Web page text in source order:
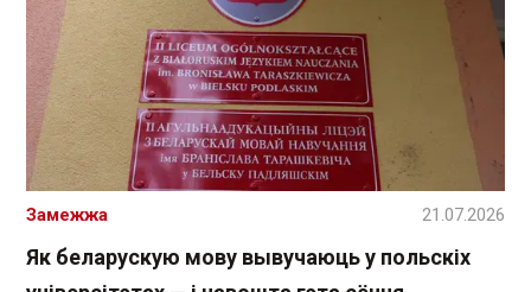
Як беларускую мову вывучаюць у польскіх
Замежжа 21.07.2026